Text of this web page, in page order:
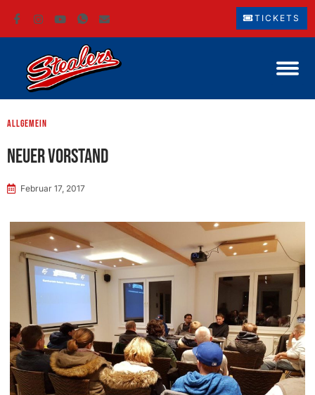
TICKETS
Allgemein
Neuer Vorstand
Februar 17, 2017